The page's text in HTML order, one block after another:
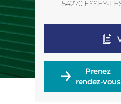
54270 ESSEY-
Prenez
rendez-vous